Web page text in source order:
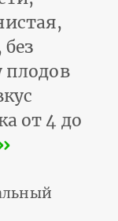
плодов
от 4 до